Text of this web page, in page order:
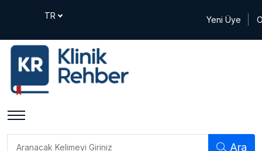
Yeni Üye
Ara